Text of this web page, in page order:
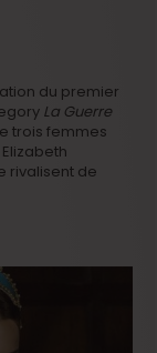
du premier
La Guerre
trois femmes
rivalisent de